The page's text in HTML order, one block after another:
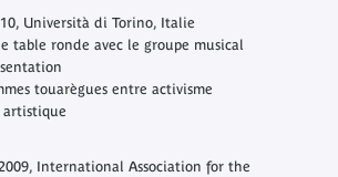
Università di Torino, Italie
table ronde avec le groupe musical
touarègues entre activisme
International Association for the